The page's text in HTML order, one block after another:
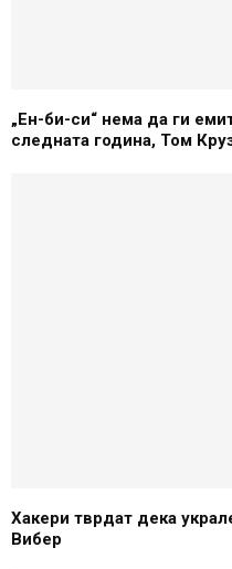
„Ен-би-си“ нема да ги
следната година, Том
Хакери тврдат дека
Вибер